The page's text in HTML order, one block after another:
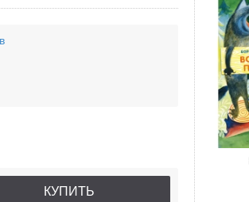
£7.00
КУПИТЬ